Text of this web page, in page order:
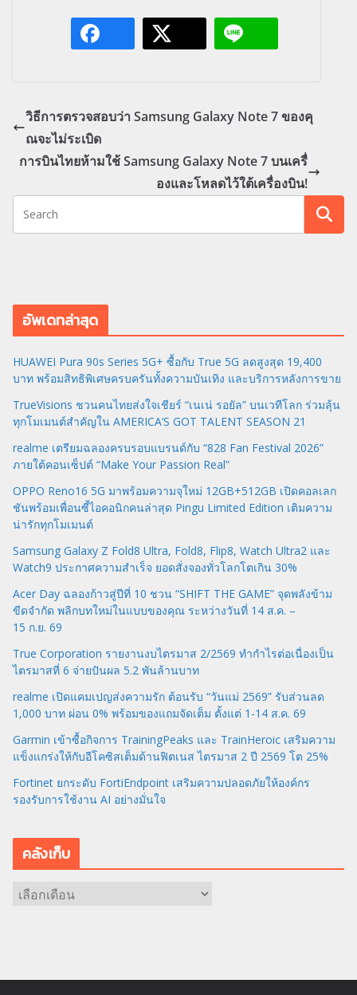
วิธีการตรวจสอบว่า Samsung Galaxy Note 7 ของคุ
ณจะไม่ระเบิด
การบินไทยห้ามใช้ Samsung Galaxy Note 7 บนเครื่
องและโหลดไว้ใต้เครื่องบิน!
อัพเดทล่าสุด
HUAWEI Pura 90s Series 5G+ ซื้อกับ True 5G ลดสูงสุด 19,400
บาท พร้อมสิทธิพิเศษครบครันทั้งความบันเทิง และบริการหลังการขาย
TrueVisions ชวนคนไทยส่งใจเชียร์ “เนเน่ รอยัล” บนเวทีโลก ร่วมลุ้น
ทุกโมเมนต์สำคัญใน AMERICA’S GOT TALENT SEASON 21
realme เตรียมฉลองครบรอบแบรนด์กับ “828 Fan Festival 2026”
ภายใต้คอนเซ็ปต์ “Make Your Passion Real”
OPPO Reno16 5G มาพร้อมความจุใหม่ 12GB+512GB เปิดคอลเลก
ชันพร้อมเพื่อนซี้ไอคอนิกคนล่าสุด Pingu Limited Edition เติมความ
น่ารักทุกโมเมนต์
Samsung Galaxy Z Fold8 Ultra, Fold8, Flip8, Watch Ultra2 และ
Watch9 ประกาศความสำเร็จ ยอดสั่งจองทั่วโลกโตเกิน 30%
Acer Day ฉลองก้าวสู่ปีที่ 10 ชวน “SHIFT THE GAME” จุดพลังข้าม
ขีดจำกัด พลิกบทใหม่ในแบบของคุณ ระหว่างวันที่ 14 ส.ค. –
15 ก.ย. 69
True Corporation รายงานงบไตรมาส 2/2569 ทำกำไรต่อเนื่องเป็น
ไตรมาสที่ 6 จ่ายปันผล 5.2 พันล้านบาท
realme เปิดแคมเปญส่งความรัก ต้อนรับ “วันแม่ 2569” รับส่วนลด
1,000 บาท ผ่อน 0% พร้อมของแถมจัดเต็ม ตั้งแต่ 1-14 ส.ค. 69
Garmin เข้าซื้อกิจการ TrainingPeaks และ TrainHeroic เสริมความ
แข็งแกร่งให้กับอีโคซิสเต็มด้านฟิตเนส ไตรมาส 2 ปี 2569 โต 25%
Fortinet ยกระดับ FortiEndpoint เสริมความปลอดภัยให้องค์กร
รองรับการใช้งาน AI อย่างมั่นใจ
คลังเก็บ